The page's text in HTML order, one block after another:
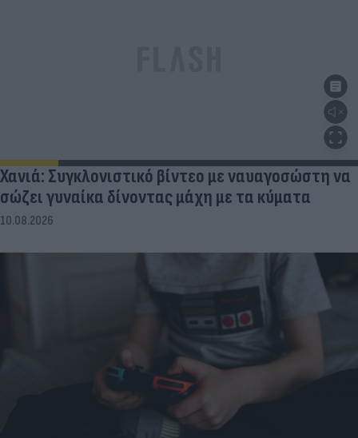
Χανιά: Συγκλονιστικό βίντεο με ναυαγοσώστη να
σώζει γυναίκα δίνοντας μάχη με τα κύματα
10.08.2026